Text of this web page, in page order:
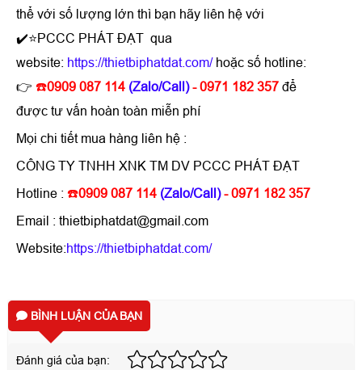
thể với số lượng lớn thì bạn hãy liên hệ với
✔️⭐PCCC PHÁT ĐẠT qua
website: https://thietbiphatdat.com/hoặc số hotline:
👉 ☎️0909 087 114 (Zalo/Call) - 0971 182 357 để
được tư vấn hoàn toàn miễn phí
Mọi chi tiết mua hàng liên hệ :
CÔNG TY TNHH XNK TM DV PCCC PHÁT ĐẠT
Hotline : ☎️0909 087 114 (Zalo/Call) - 0971 182 357
Email : thietbiphatdat@gmail.com
Website:https://thietbiphatdat.com/
BÌNH LUẬN CỦA BẠN
Đánh giá của bạn: